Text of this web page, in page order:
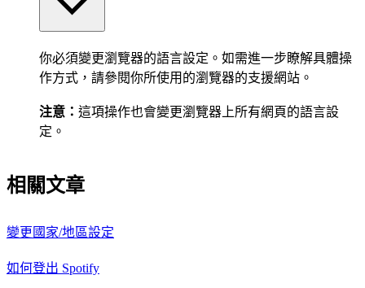
你必須變更瀏覽器的語言設定。如需進一步瞭解具體操
作方式，請參閱你所使用的瀏覽器的支援網站。
注意： 這項操作也會變更瀏覽器上所有網頁的語言設
定。
相關文章
變更國家/地區設定
如何登出 Spotify